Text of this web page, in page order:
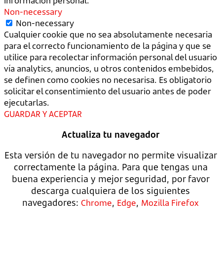
Non-necessary
Non-necessary
Cualquier cookie que no sea absolutamente necesaria
para el correcto funcionamiento de la página y que se
utilice para recolectar información personal del usuario
vía analytics, anuncios, u otros contenidos embebidos,
se definen como cookies no necesarisa. Es obligatorio
solicitar el consentimiento del usuario antes de poder
ejecutarlas.
GUARDAR Y ACEPTAR
Actualiza tu navegador
Esta versión de tu navegador no permite visualizar
correctamente la página. Para que tengas una
buena experiencia y mejor seguridad, por favor
descarga cualquiera de los siguientes
navegadores: Chrome, Edge, Mozilla Firefox